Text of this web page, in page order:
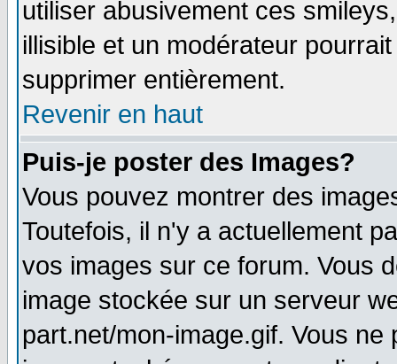
utiliser abusivement ces
illisible et un modérateur
supprimer entièrement.
Revenir en haut
Puis-je poster des Images?
Vous pouvez montrer des
Toutefois, il n'y a actuellement
vos images sur ce forum. Vous
image stockée sur un serveur
part.net/mon-image.gif. Vous